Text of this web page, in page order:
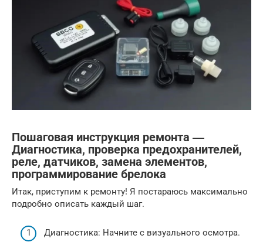
Пошаговая инструкция ремонта ―
Диагностика, проверка предохранителей,
реле, датчиков, замена элементов,
программирование брелока
Итак, приступим к ремонту! Я постараюсь максимально
подробно описать каждый шаг.
Диагностика: Начните с визуального осмотра.